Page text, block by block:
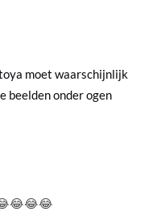
moet waarschijnlijk
beelden onder ogen